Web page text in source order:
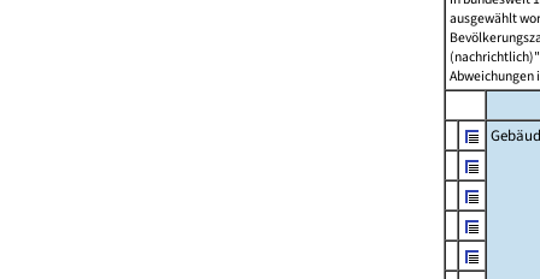
ausgewählt
Abweichungen